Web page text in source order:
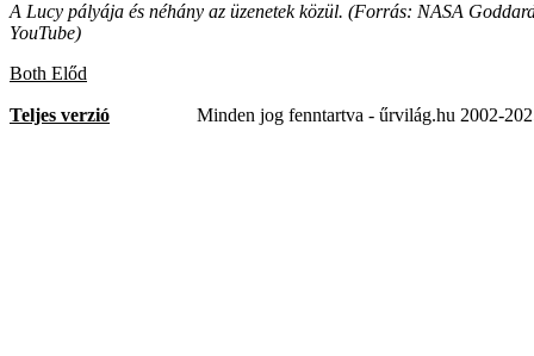
A Lucy pályája és néhány az üzenetek közül. (Forrás: NASA
YouTube)
Both Előd
Teljes verzió Minden jog fenntartva - űrvilág.hu 2002-